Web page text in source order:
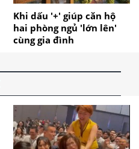
Khi dấu '+' giúp căn hộ
hai phòng ngủ 'lớn lên'
cùng gia đình